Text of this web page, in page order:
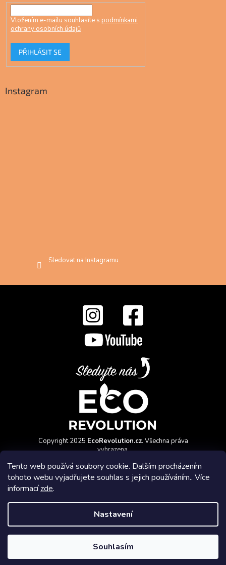
Tento web používá soubory cookie. Dalším procházením
tohoto webu vyjadřujete souhlas s jejich používáním.. Více
informacízde.
Nastavení
Souhlasím
Vložením e-mailu souhlasíte s podmínkami
ochrany osobních údajů
PŘIHLÁSIT SE
Instagram
Sledovat na Instagramu
Copyright 2025 EcoRevolution.cz. Všechna práva
vyhrazena.
Affiliate program